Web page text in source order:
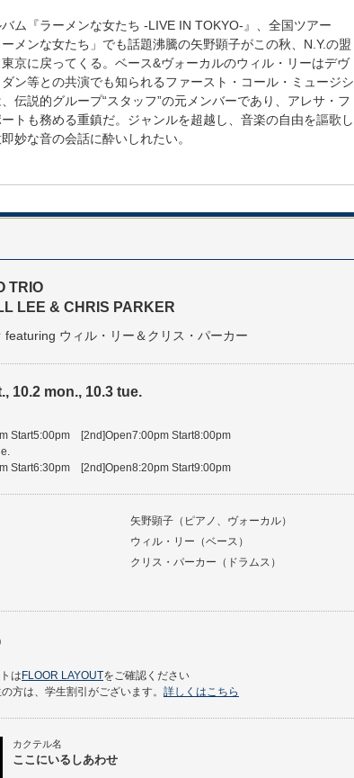
ム『ラーメンな女たち -LIVE IN TOKYO-』、全国ツアー
メンな女たち」でも話題沸騰の矢野顕子がこの秋、N.Y.の盟
京に戻ってくる。ベース&ヴォーカルのウィル・リーはデヴ
ン等との共演でも知られるファースト・コール・ミュージシ
伝説的グループ“スタッフ”の元メンバーであり、アレサ・フ
トも務める重鎮だ。ジャンルを超越し、音楽の自由を謳歌し
妙な音の会話に酔いしれたい。
TRIO
LEE & CHRIS PARKER
featuring ウィル・リー＆クリス・パーカー
10.2 mon., 10.3 tue.
Start5:00pm [2nd]Open7:00pm Start8:00pm
Start6:30pm [2nd]Open8:20pm Start9:00pm
矢野顕子（ピアノ、ヴォーカル）
ウィル・リー（ベース）
クリス・パーカー（ドラムス）
は FLOOR LAYOUTをご確認ください
方は、学生割引がございます。 詳しくはこちら
カクテル名
ここにいるしあわせ